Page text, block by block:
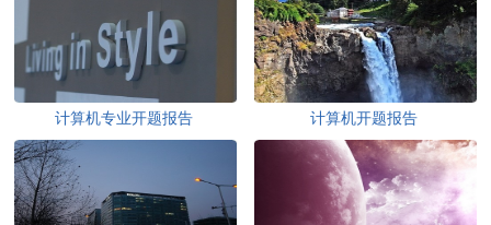
计算机专业开题报告 计算机开题报告